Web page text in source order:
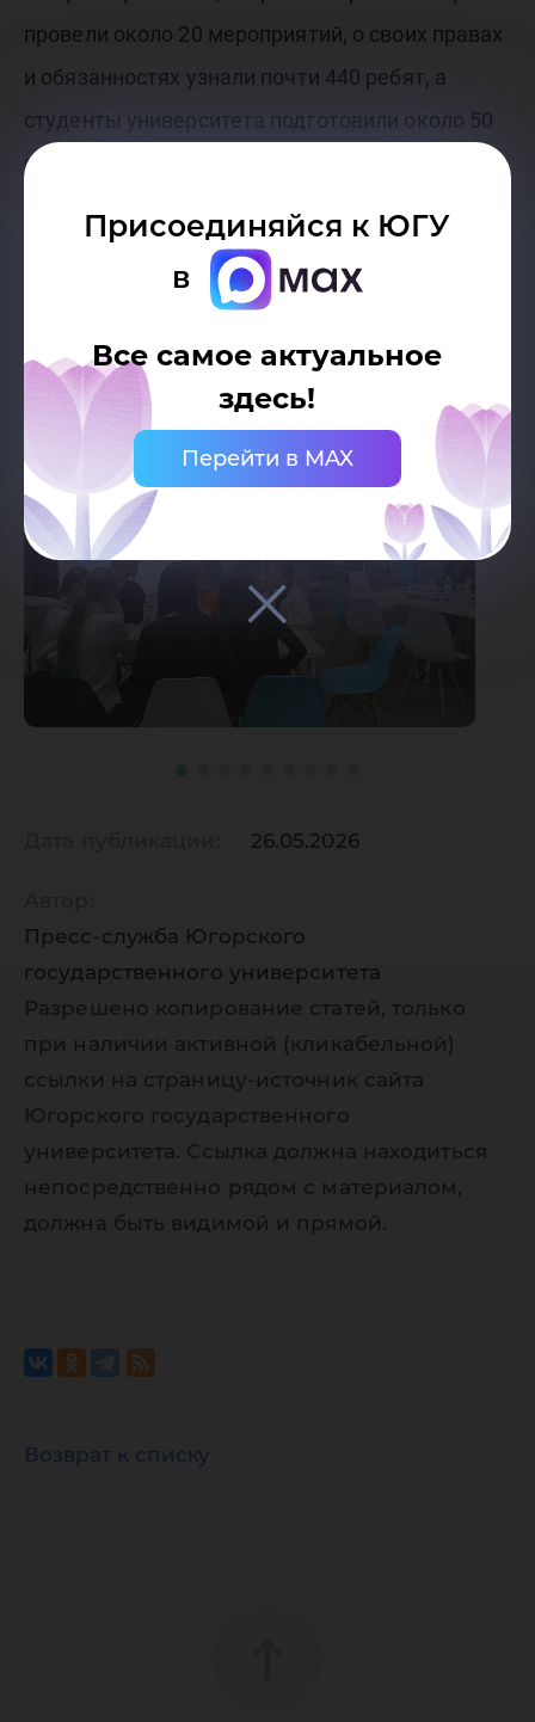
Присоединяйся к ЮГУ
в
Все самое актуальное
здесь!
Перейти в MAX
провели около 20 мероприятий, о своих правах
и обязанностях узнали почти 440 ребят, а
студенты университета подготовили около 50
информационных карточек и пять
Больше новостей в МАХ — vk.cc/cRvULe.
26.05.2026
Пресс-служба Югорского
государственного университета
Разрешено копирование статей, только
при наличии активной (кликабельной)
ссылки на страницу-источник сайта
Югорского государственного
университета. Ссылка должна находиться
непосредственно рядом с материалом,
должна быть видимой и прямой.
Возврат к списку